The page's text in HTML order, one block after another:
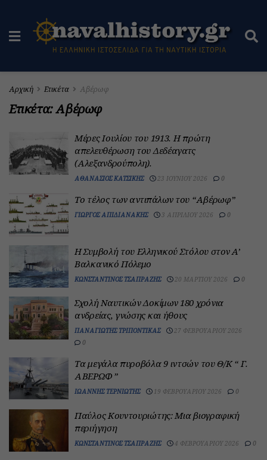
Αρχική Ετικέτα Αβέρωφ
Ετικέτα:Αβέρωφ
Μέρες Ιουλίου του 1913. H πρώτη
απελευθέρωση του Δεδέαγατς
(Αλεξανδρούπολη).
ΑΘΑΝΆΣΙΟΣ ΚΑΤΣΊΚΗΣ 23 ΙΟΥΝΊΟΥ 2026 0
Το τέλος των αντιπάλων του “Αβέρωφ”
ΓΙΏΡΓΟΣ ΑΠΙΔΙΑΝΆΚΗΣ 3 ΑΠΡΙΛΊΟΥ 2026 0
Η Συμβολή του Ελληνικού Στόλου στον A’
Βαλκανικό Πόλεμο
ΚΩΝΣΤΑΝΤΊΝΟΣ ΤΣΑΠΡΆΖΗΣ 20 ΜΑΡΤΊΟΥ 2026 0
Σχολή Ναυτικών Δοκίμων 180 χρόνια
ανδρείας, γνώσης και ήθους
ΠΑΝΑΓΙΏΤΗΣ ΤΡΙΠΌΝΤΙΚΑΣ
27 ΦΕΒΡΟΥΑΡΊΟΥ 2026
0
Τα μεγάλα πυροβόλα 9 ιντσών του Θ/Κ “ Γ.
ΑΒΕΡΩΦ ”
ΙΩΆΝΝΗΣ ΤΕΡΝΙΏΤΗΣ 19 ΦΕΒΡΟΥΑΡΊΟΥ 2026 0
Παύλος Κουντουριώτης: Μια βιογραφική
περιήγηση
ΚΩΝΣΤΑΝΤΊΝΟΣ ΤΣΑΠΡΆΖΗΣ 4 ΦΕΒΡΟΥΑΡΊΟΥ 2026 0